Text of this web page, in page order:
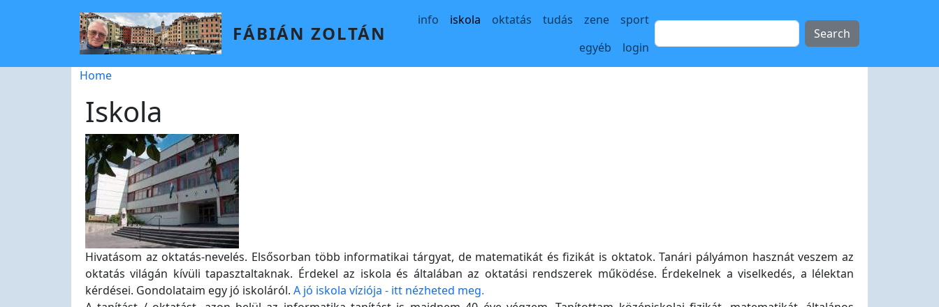
FÁBIÁN ZOLTÁN
Main navigation
info iskola oktatás tudás zene
sport
egyéb
login
Breadcrumb
Home
Iskola
Hivatásom az oktatás-nevelés. Elsősorban több informatikai tárgyat, de matematikát és fizikát is oktatok. Tanári pályámon hasznát veszem az
oktatás világán kívüli tapasztaltaknak. Érdekel az iskola és általában az oktatási rendszerek működése. Érdekelnek a viselkedés, a lélektan
kérdései. Gondolataim egy jó iskoláról. A jó iskola víziója - itt nézheted meg.